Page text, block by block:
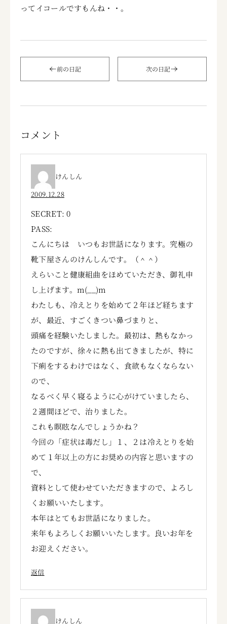
ってイコールですもんね・・。
前の日記 次の日記
コメント
けんしん
2009.12.28
SECRET: 0
PASS:
こんにちは いつもお世話になります。究極の
靴下屋さんのけんしんです。（＾＾）
えらいこと健康組曲をほめていただき、御礼申
し上げます。m(__)m
わたしも、冷えとりを始めて２年ほど経ちます
が、最近、すごくきつい鼻づまりと、
頭痛を経験いたしました。最初は、熱もなかっ
たのですが、徐々に熱も出てきましたが、特に
下痢をするわけではなく、食欲もなくならない
ので、
なるべく早く寝るように心がけていましたら、
２週間ほどで、治りました。
これも瞑眩なんでしょうかね？
今回の「症状は毒だし」１、２は冷えとりを始
めて１年以上の方にお奨めの内容と思いますの
で、
資料として使わせていただきますので、よろし
くお願いいたします。
本年はとてもお世話になりました。
来年もよろしくお願いいたします。良いお年を
お迎えください。
返信
けんしん